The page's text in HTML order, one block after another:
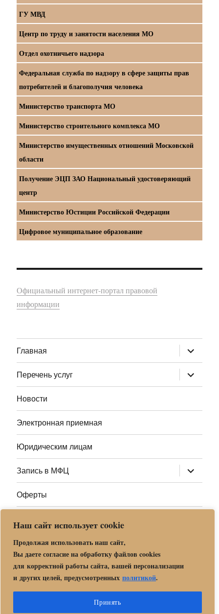
Наш сайт использует cookie
Продолжая использовать наш сайт,
Вы даете согласие на обработку файлов cookies
для корректной работы сайта, вашей персонализации
и других целей, предусмотренных политикой.
Принять
ГУ МВД
Центр по труду и занятости населения МО
Отдел охотничьего надзора
Федеральная служба по надзору в сфере защиты прав
потребителей и благополучия человека
Министерство транспорта МО
Министерство строительного комплекса МО
Министерство имущественных отношений Московской
области
Получение ЭЦП ЗАО Национальный удостоверяющий
центр
Министерство Юстиции Российской Федерации
Цифровое муниципальное образование
Официальный интернет-портал правовой
информации
Главная раскрыть
дочернее
меню
Перечень услуг
раскрыть
дочернее
меню
Новости
Электронная приемная
Юридическим лицам
Запись в МФЦ раскрыть
дочернее
меню
Оферты
Адреса МФЦ МО
Центр государственных и муниципальных услуг «Мои
документы» в г. о. Орехово-Зуево
Политика обработки и защиты персональных данных в «МБУ
МФЦ Орехово-Зуевского городского округа Московской области»